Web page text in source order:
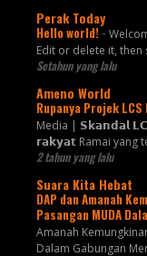
Perak Today
Hello world!-
Edit or delete it, then
Setahun yang lalu
Ameno World
Rupanya Projek
Media | 𝗦𝗸𝗮𝗻𝗱𝗮𝗹
𝗿𝗮𝗸𝘆𝗮𝘁 Ramai yang
2 tahun yang lalu
Suara Kita Hebat
DAP dan Amanah
Pasangan MUDA
Amanah
Dalam Gabungan